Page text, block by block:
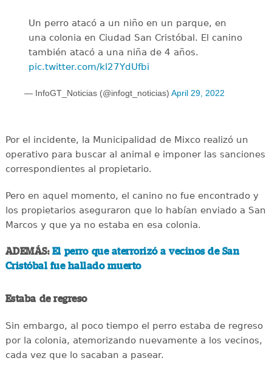
Un perro atacó a un niño en un parque, en
una colonia en Ciudad San Cristóbal. El canino
también atacó a una niña de 4 años.
pic.twitter.com/kl27YdUfbi
— InfoGT_Noticias (@infogt_noticias) April 29, 2022
Por el incidente, la Municipalidad de Mixco realizó un
operativo para buscar al animal e imponer las sanciones
correspondientes al propietario.
Pero en aquel momento, el canino no fue encontrado y
los propietarios aseguraron que lo habían enviado a San
Marcos y que ya no estaba en esa colonia.
ADEMÁS: El perro que aterrorizó a vecinos de San
Cristóbal fue hallado muerto
Estaba de regreso
Sin embargo, al poco tiempo el perro estaba de regreso
por la colonia, atemorizando nuevamente a los vecinos,
cada vez que lo sacaban a pasear.